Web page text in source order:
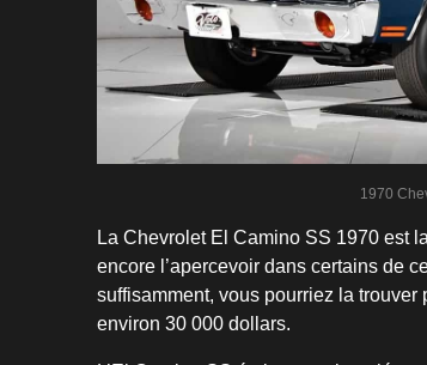
1970
La Chevrolet El Camino SS 1970 est
encore l’apercevoir dans certains de
suffisamment, vous pourriez la
environ 30 000 dollars.